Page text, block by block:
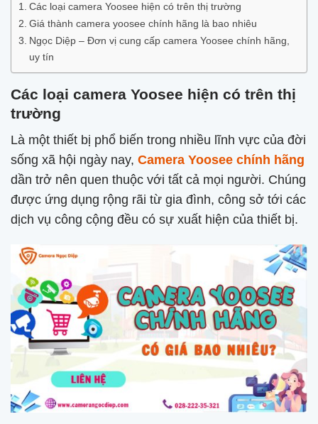
Các loại camera Yoosee hiện có trên thị trường
Giá thành camera yoosee chính hãng là bao nhiêu
Ngọc Diệp – Đơn vị cung cấp camera Yoosee chính hãng,
uy tín
Các loại camera Yoosee hiện có trên thị
trường
Là một thiết bị phổ biến trong nhiều lĩnh vực của đời
sống xã hội ngày nay, Camera Yoosee chính hãng
dần trở nên quen thuộc với tất cả mọi người. Chúng
được ứng dụng rộng rãi từ gia đình, công sở tới các
dịch vụ công cộng đều có sự xuất hiện của thiết bị.